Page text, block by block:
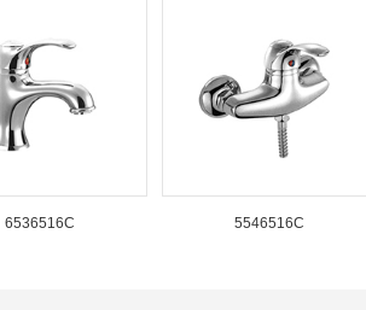
6536516C 5546516C